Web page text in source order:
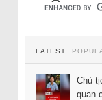
LATEST
Chủ
quan